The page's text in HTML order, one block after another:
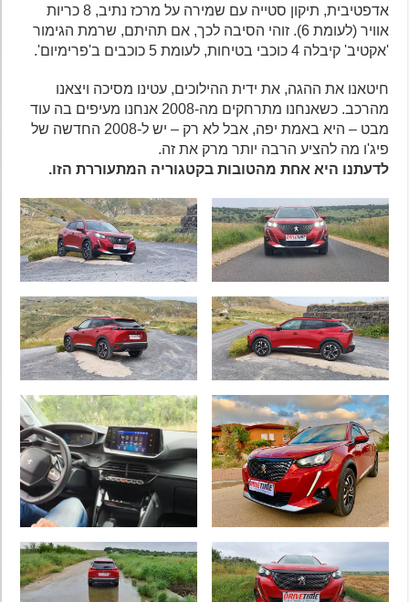
אדפטיבית, תיקון סטייה עם שמירה על מרכז נתיב, 8 כריות
אוויר (לעומת 6). זוהי הסיבה לכך, אם תהיתם, שרמת הגימור
'אקטיב' קיבלה 4 כוכבי בטיחות, לעומת 5 כוכבים ב'פרימיום'.
חיטאנו את ההגה, את ידית ההילוכים, עטינו מסיכה ויצאנו
מהרכב. כשאנחנו מתרחקים מה-2008 אנחנו מעיפים בה עוד
מבט – היא באמת יפה, אבל לא רק – יש ל-2008 החדשה של
פיג'ו מה להציע הרבה יותר מרק את זה.
לדעתנו היא אחת מהטובות בקטגוריה המתעוררת הזו.